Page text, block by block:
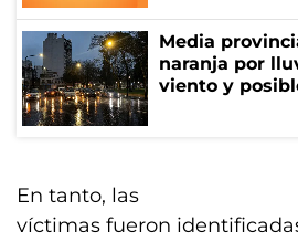
Media
naranja por
viento y
En tanto, las
víctimas fueron